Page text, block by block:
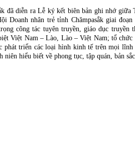
đã diễn ra Lễ ký kết biên bản ghi nhớ giữa
Doanh nhân trẻ tỉnh Chămpasắk giai
công tác tuyên truyền, giáo dục truyền
Việt Nam – Lào, Lào – Việt Nam; tổ chức
phát triển các loại hình kinh tế trên mọi lĩnh
niên hiểu biết về phong tục, tập quán, bản